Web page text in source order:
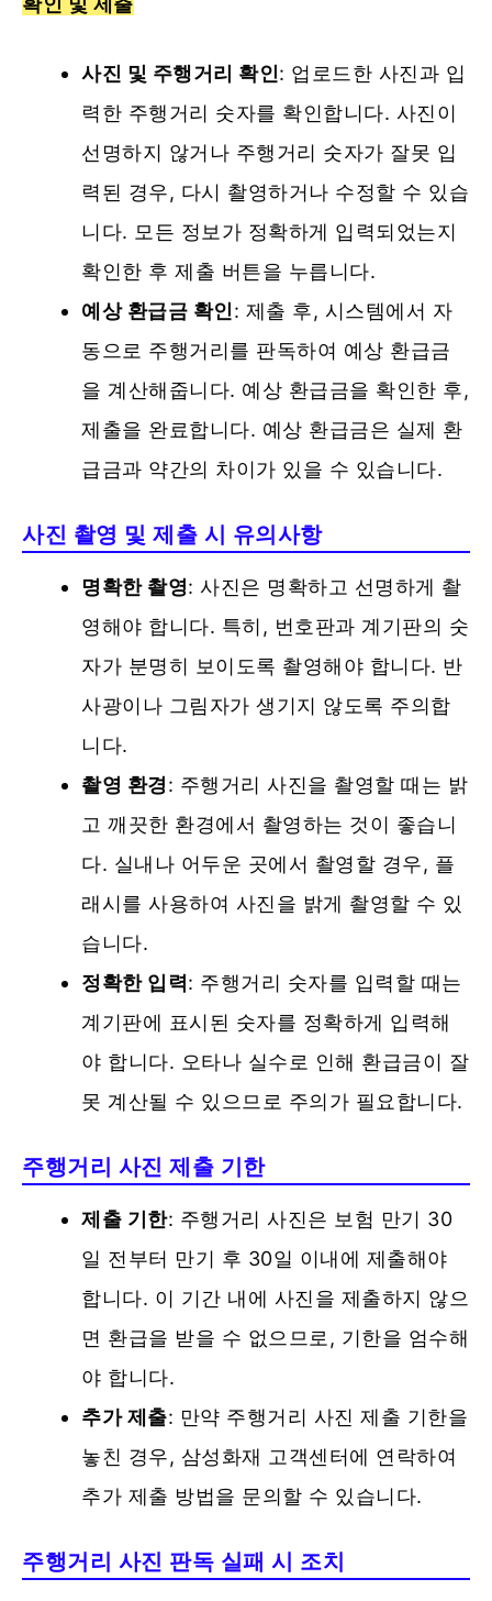
사진 및 주행거리 확인: 업로드한 사진과 입
력한 주행거리 숫자를 확인합니다. 사진이
선명하지 않거나 주행거리 숫자가 잘못 입
력된 경우, 다시 촬영하거나 수정할 수 있습
니다. 모든 정보가 정확하게 입력되었는지
확인한 후 제출 버튼을 누릅니다.
예상 환급금 확인: 제출 후, 시스템에서 자
동으로 주행거리를 판독하여 예상 환급금
을 계산해줍니다. 예상 환급금을 확인한 후,
제출을 완료합니다. 예상 환급금은 실제 환
급금과 약간의 차이가 있을 수 있습니다.
사진 촬영 및 제출 시 유의사항
명확한 촬영: 사진은 명확하고 선명하게 촬
영해야 합니다. 특히, 번호판과 계기판의 숫
자가 분명히 보이도록 촬영해야 합니다. 반
사광이나 그림자가 생기지 않도록 주의합
니다.
촬영 환경: 주행거리 사진을 촬영할 때는 밝
고 깨끗한 환경에서 촬영하는 것이 좋습니
다. 실내나 어두운 곳에서 촬영할 경우, 플
래시를 사용하여 사진을 밝게 촬영할 수 있
습니다.
정확한 입력: 주행거리 숫자를 입력할 때는
계기판에 표시된 숫자를 정확하게 입력해
야 합니다. 오타나 실수로 인해 환급금이 잘
못 계산될 수 있으므로 주의가 필요합니다​.
주행거리 사진 제출 기한
제출 기한: 주행거리 사진은 보험 만기 30
일 전부터 만기 후 30일 이내에 제출해야
합니다. 이 기간 내에 사진을 제출하지 않으
면 환급을 받을 수 없으므로, 기한을 엄수해
야 합니다.
추가 제출: 만약 주행거리 사진 제출 기한을
놓친 경우, 삼성화재 고객센터에 연락하여
추가 제출 방법을 문의할 수 있습니다.
주행거리 사진 판독 실패 시 조치